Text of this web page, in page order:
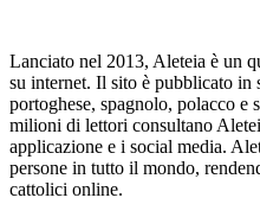
Lanciato nel 2013, Aleteia è un
su internet. Il sito è pubblicato in
portoghese, spagnolo, polacco
milioni di lettori consultano
applicazione e i social media.
persone in tutto il mondo,
cattolici online.